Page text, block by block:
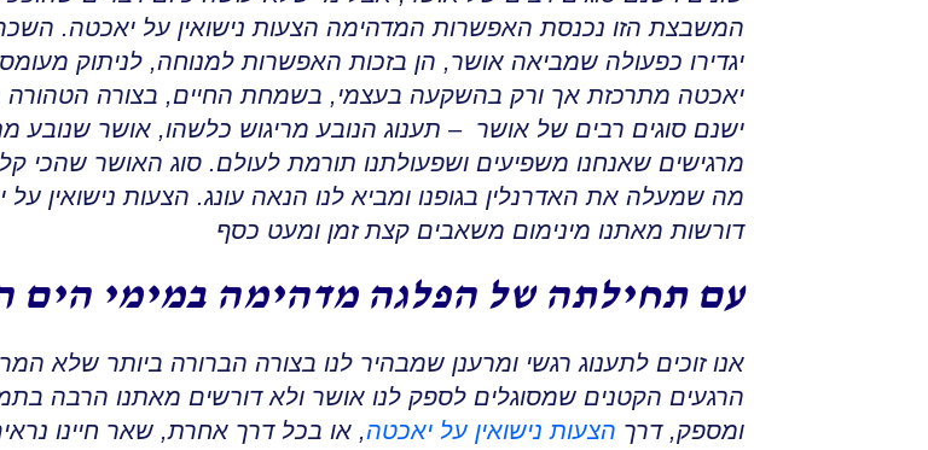
המשבצת הזו נכנסת האפשרות המדהימה הצעות נישואין על יאכטה.
יגדירו כפעולה שמביאה אושר, הן בזכות האפשרות למנוחה, לניתוק
יאכטה מתרכזת אך ורק בהשקעה בעצמי, בשמחת החיים, בצורה הטהורה
ישנם סוגים רבים של אושר – תענוג הנובע מריגוש כלשהו, אושר שנובע
מרגישים שאנחנו משפיעים ושפעולתנו תורמת לעולם. סוג האושר שהכי
מה שמעלה את האדרנלין בגופנו ומביא לנו הנאה עונג. הצעות נישואין על
דורשות מאתנו מינימום משאבים קצת זמן ומעט כסף
עם תחילתה של הפלגה מדהימה במימי הים
אנו זוכים לתענוג רגשי ומרענן שמבהיר לנו בצורה הברורה ביותר שלא
הרגעים הקטנים שמסוגלים לספק לנו אושר ולא דורשים מאתנו הרבה
ומספק, דרך הצעות נישואין על יאכטה, או בכל דרך אחרת, שאר חיינו